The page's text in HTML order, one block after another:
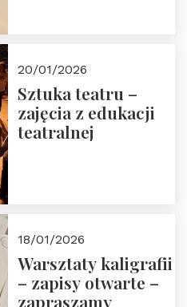
20/01/2026
Sztuka teatru –
zajęcia z edukacji
teatralnej
18/01/2026
Warsztaty kaligrafii
– zapisy otwarte –
zapraszamy